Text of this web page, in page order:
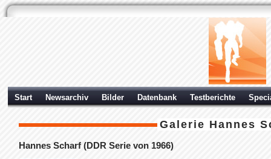
Start Newsarchiv Bilder Datenbank Testberichte
Galerie Hannes
Hannes Scharf (DDR Serie von 1966)